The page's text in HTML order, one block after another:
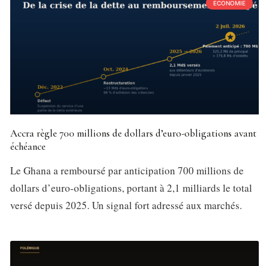
ECONOMIE
Accra règle 700 millions de dollars d’euro-obligations avant
échéance
Le Ghana a remboursé par anticipation 700 millions de
dollars d’euro-obligations, portant à 2,1 milliards le total
versé depuis 2025. Un signal fort adressé aux marchés.